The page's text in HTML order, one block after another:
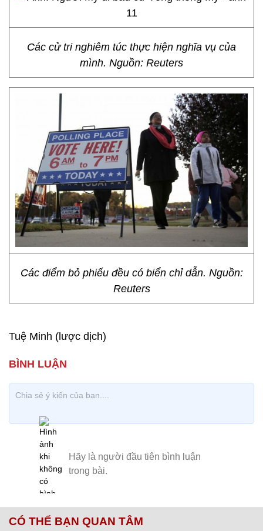
Các cử tri nghiêm túc thực hiện nghĩa vụ của
mình. Nguồn: Reuters
Các điểm bỏ phiếu đều có biển chỉ dẫn. Nguồn:
Reuters
Tuệ Minh (lược dịch)
CÓ THỂ BẠN QUAN TÂM